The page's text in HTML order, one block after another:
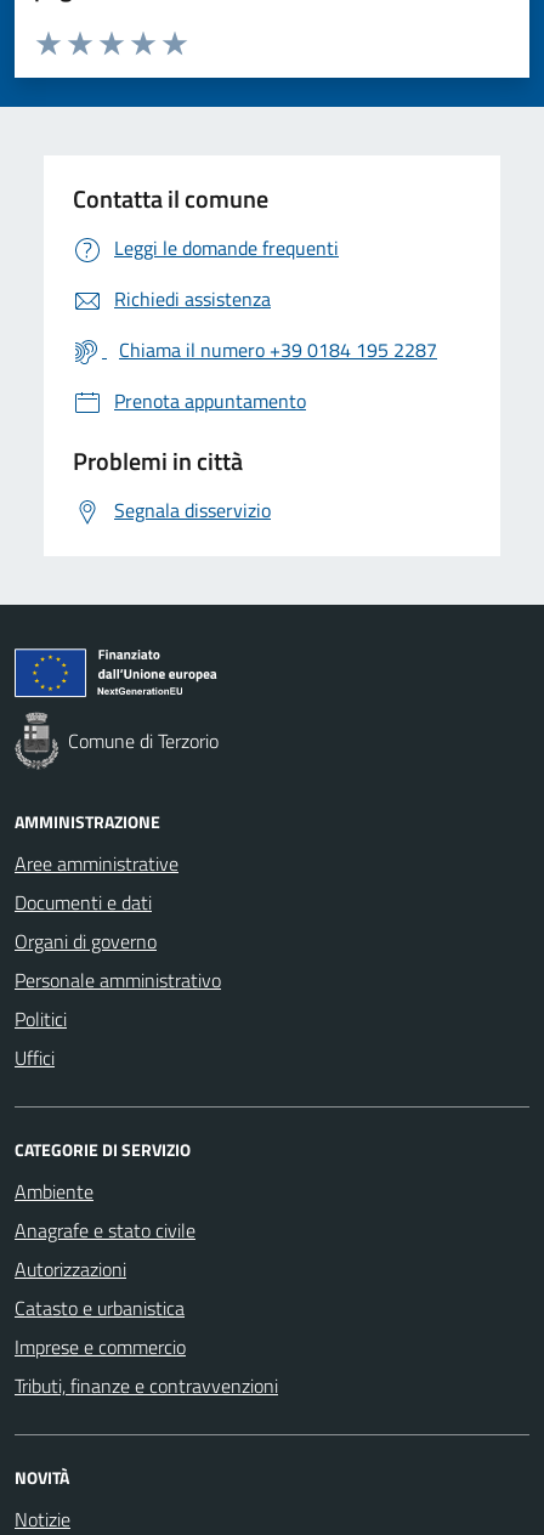
Valuta da 1 a 5 stelle la pagina
Valuta 5 stelle su 5
Valuta 4 stelle su 5
Valuta 3 stelle su 5
Valuta 2 stelle su 5
Valuta 1 stelle su 5
Contatta il comune
Leggi le domande frequenti
Richiedi assistenza
Chiama il numero +39 0184 195 2287
Prenota appuntamento
Problemi in città
Segnala disservizio
Comune di Terzorio
AMMINISTRAZIONE
Aree amministrative
Documenti e dati
Organi di governo
Personale amministrativo
Politici
Uffici
CATEGORIE DI SERVIZIO
Ambiente
Anagrafe e stato civile
Autorizzazioni
Catasto e urbanistica
Imprese e commercio
Tributi, finanze e contravvenzioni
NOVITÀ
Notizie